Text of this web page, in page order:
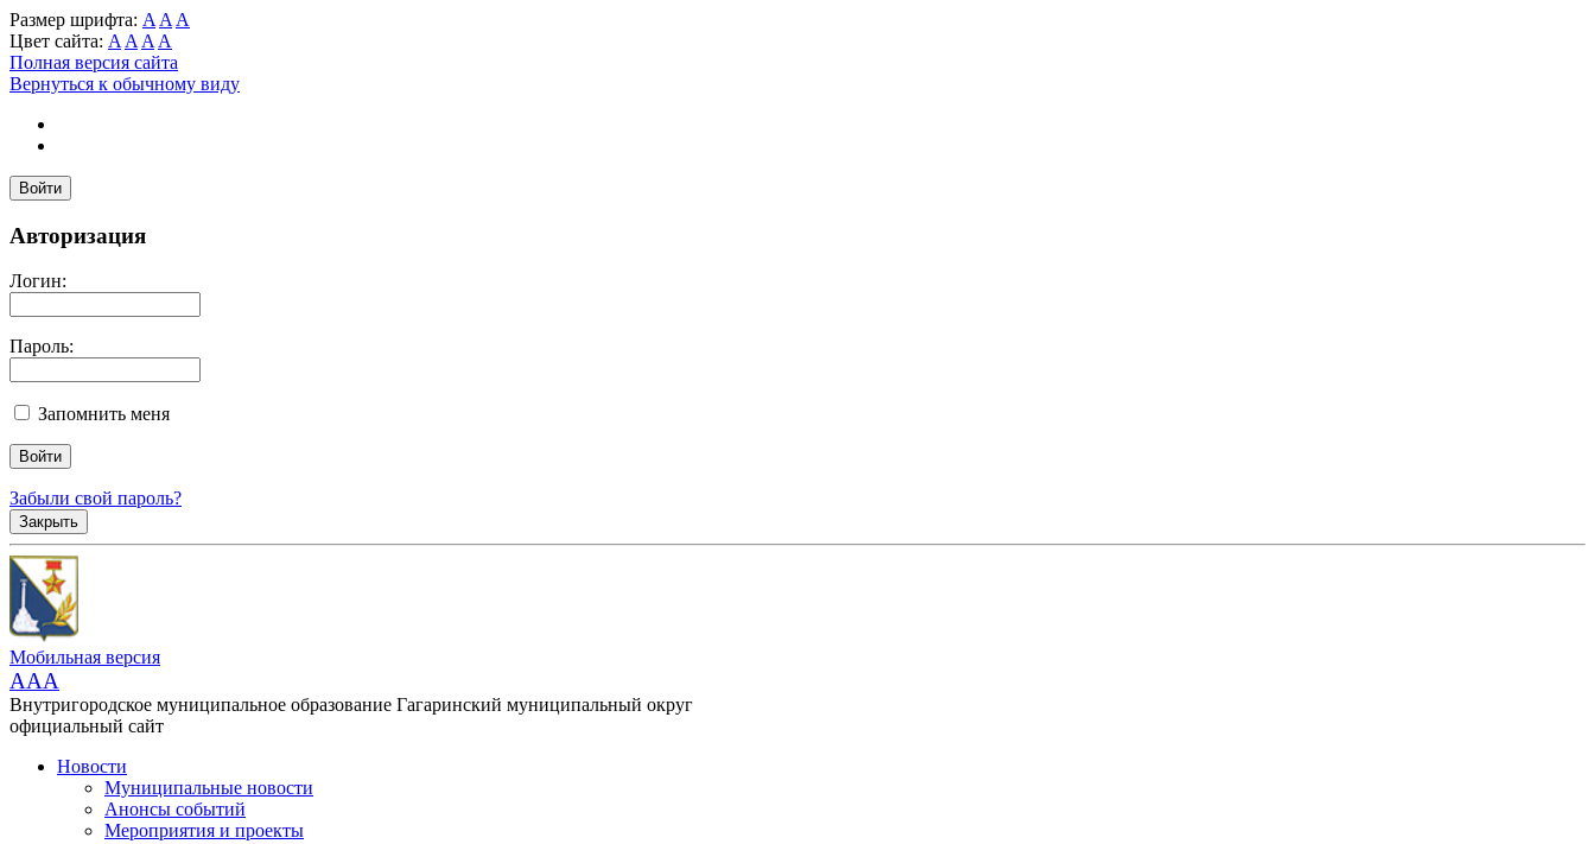
Размер шрифта: A A A
Цвет сайта: A A A A
Полная версия сайта
Вернуться к обычному виду
Войти
Авторизация
Логин:
Пароль:
Запомнить меня
Забыли свой пароль?
Закрыть
Мобильная версия
AAA
Внутригородское муниципальное образование Гагаринский муниципальный округ
официальный сайт
Новости
Муниципальные новости
Анонсы событий
Мероприятия и проекты